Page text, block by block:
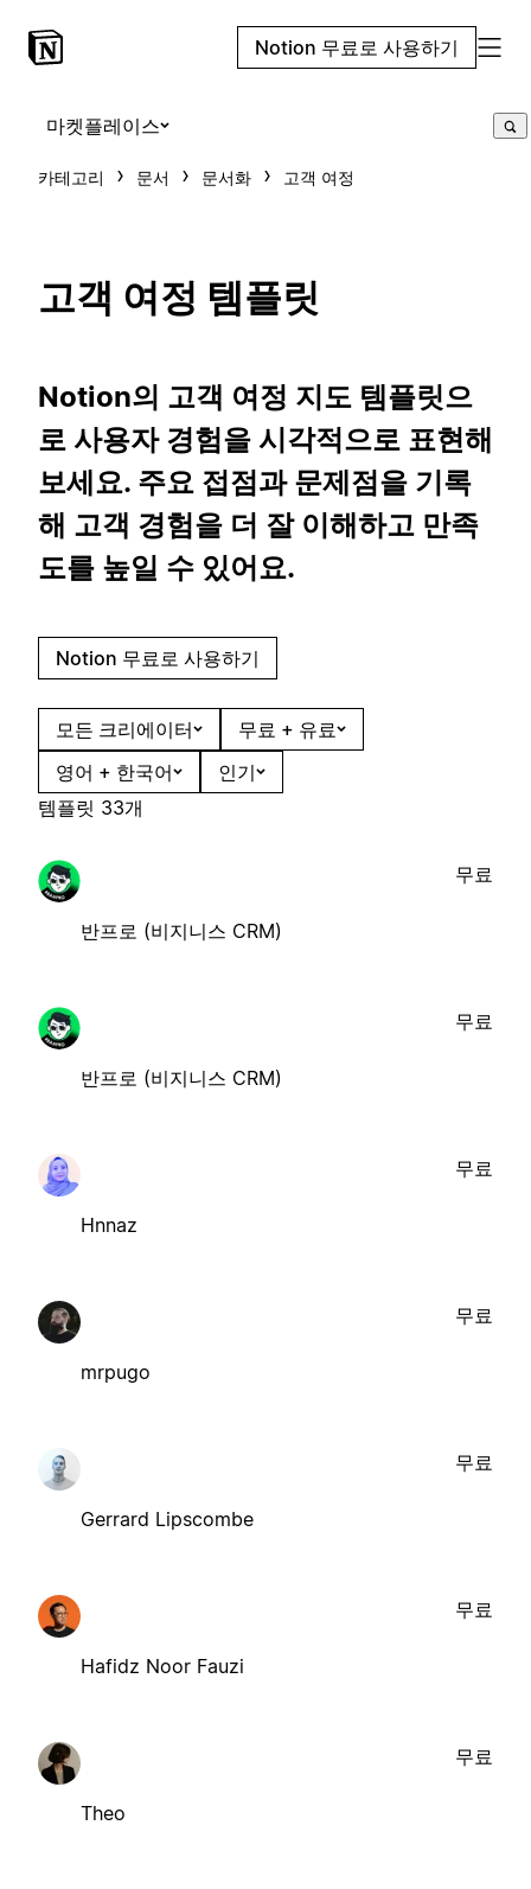
Notion 무료로 사용하기
마켓플레이스
카테고리 문서 문서화 고객 여정
고객 여정 템플릿
Notion의 고객 여정 지도 템플릿으
로 사용자 경험을 시각적으로 표현해
보세요. 주요 접점과 문제점을 기록
해 고객 경험을 더 잘 이해하고 만족
도를 높일 수 있어요.
Notion 무료로 사용하기
모든 크리에이터
무료 + 유료
영어 + 한국어
인기
템플릿 33개
반프로 (비지니스 CRM)
무료
반프로 (비지니스 CRM)
무료
Hnnaz
무료
mrpugo
무료
Gerrard Lipscombe
무료
Hafidz Noor Fauzi
무료
Theo
무료